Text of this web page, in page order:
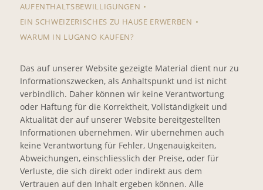
AUFENTHALTSBEWILLIGUNGEN
EIN SCHWEIZERISCHES ZU HAUSE ERWERBEN
WARUM IN LUGANO KAUFEN?
Das auf unserer Website gezeigte Material dient nur zu
Informationszwecken, als Anhaltspunkt und ist nicht
verbindlich. Daher können wir keine Verantwortung
oder Haftung für die Korrektheit, Vollständigkeit und
Aktualität der auf unserer Website bereitgestellten
Informationen übernehmen. Wir übernehmen auch
keine Verantwortung für Fehler, Ungenauigkeiten,
Abweichungen, einschliesslich der Preise, oder für
Verluste, die sich direkt oder indirekt aus dem
Vertrauen auf den Inhalt ergeben können. Alle